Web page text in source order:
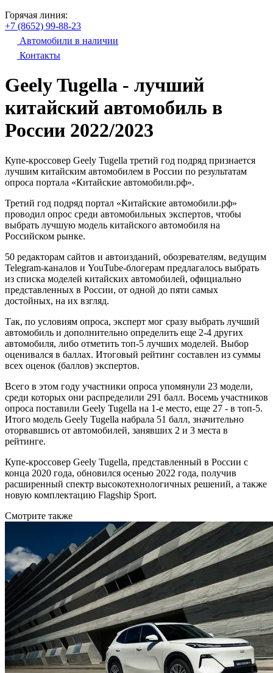
Горячая линия:
+7 (8652) 99-88-23
Автомобили в наличии
Контакты
Geely Tugella - лучший
китайский автомобиль в
России 2022/2023
Купе-кроссовер Geely Tugella третий год подряд признается
лучшим китайским автомобилем в России по результатам
опроса портала «Китайские автомобили.рф».
Третий год подряд портал «Китайские автомобили.рф»
проводил опрос среди автомобильных экспертов, чтобы
выбрать лучшую модель китайского автомобиля на
Российском рынке.
50 редакторам сайтов и автоизданий, обозревателям, ведущим
Telegram-каналов и YouTube-блогерам предлагалось выбрать
из списка моделей китайских автомобилей, официально
представленных в России, от одной до пяти самых
достойных, на их взгляд.
Так, по условиям опроса, эксперт мог сразу выбрать лучший
автомобиль и дополнительно определить еще 2-4 других
автомобиля, либо отметить топ-5 лучших моделей. Выбор
оценивался в баллах. Итоговый рейтинг составлен из суммы
всех оценок (баллов) экспертов.
Всего в этом году участники опроса упомянули 23 модели,
среди которых они распределили 291 балл. Восемь участников
опроса поставили Geely Tugella на 1-е место, еще 27 - в топ-5.
Итого модель Geely Tugella набрала 51 балл, значительно
оторвавшись от автомобилей, занявших 2 и 3 места в
рейтинге.
Купе-кроссовер Geely Tugella, представленный в России с
конца 2020 года, обновился осенью 2022 года, получив
расширенный спектр высокотехнологичных решений, а также
новую комплектацию Flagship Sport.
Смотрите также